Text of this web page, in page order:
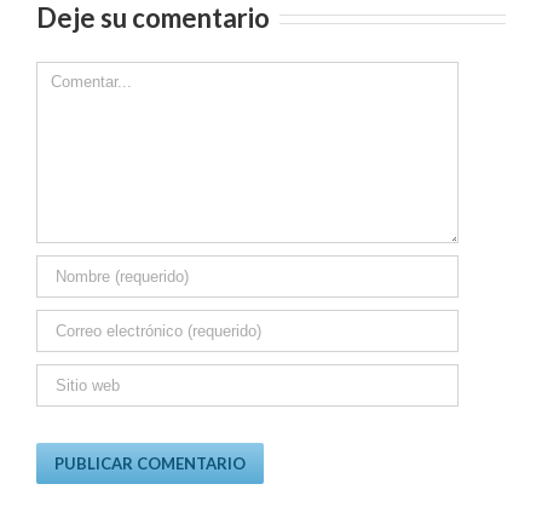
Deje su comentario
Comment